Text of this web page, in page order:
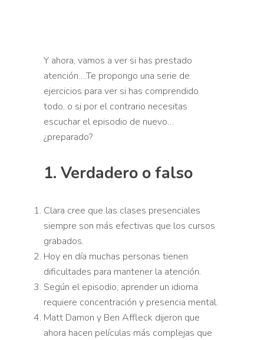
Y ahora, vamos a ver si has prestado
atención….Te propongo una serie de
ejercicios para ver si has comprendido
todo, o si por el contrario necesitas
escuchar el episodio de nuevo…
¿preparado?
1. Verdadero o falso
Clara cree que las clases presenciales
siempre son más efectivas que los cursos
grabados.
Hoy en día muchas personas tienen
dificultades para mantener la atención.
Según el episodio, aprender un idioma
requiere concentración y presencia mental.
Matt Damon y Ben Affleck dijeron que
ahora hacen películas más complejas que